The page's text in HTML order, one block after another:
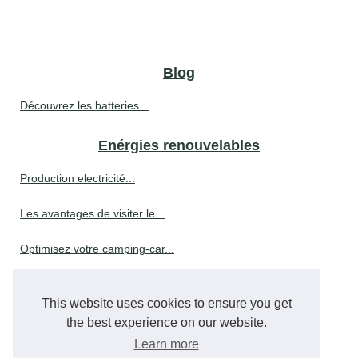
This website uses cookies to ensure you get
the best experience on our website.
Learn more
Blog
Découvrez les batteries...
Enérgies renouvelables
Production electricité...
Les avantages de visiter le...
Optimisez votre camping-car...
Environnementale